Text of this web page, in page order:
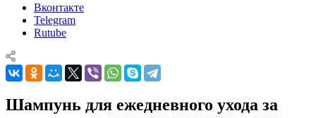
Вконтакте
Telegram
Rutube
Шампунь для ежедневного ухода за